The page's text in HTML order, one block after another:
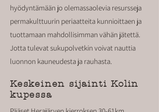
hyödyntämään jo olemassaolevia resursseja
permakulttuurin periaatteita kunnioittaen ja
tuottamaan mahdollisimman vähän jätettä.
Jotta tulevat sukupolvetkin voivat nauttia
luonnon kauneudesta ja rauhasta.
Keskeinen sijainti Kolin
kupessa